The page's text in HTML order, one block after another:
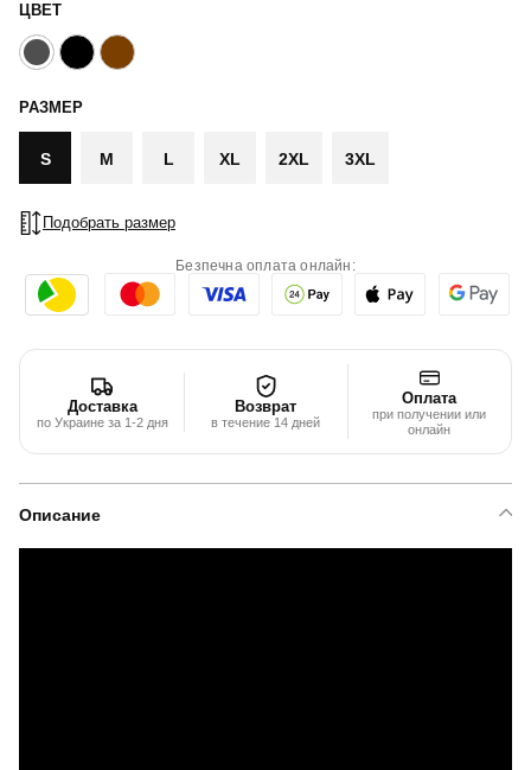
ЦВЕТ
РАЗМЕР
S M L XL 2XL 3XL
Подобрать размер
Безпечна оплата онлайн:
Доставка
по Украине за 1-2 дня
Возврат
в течение 14 дней
Оплата
при получении или
онлайн
Описание